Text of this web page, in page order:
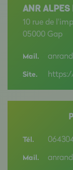
ANR
10 rue de
05000 Gap
Mail.
Site.
Tél.
Mail.